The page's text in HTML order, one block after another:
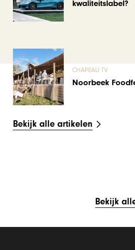
kwaliteitslabel?
CHAPEAU TV
Noorbeek
Bekijk alle artikelen
Bekijk